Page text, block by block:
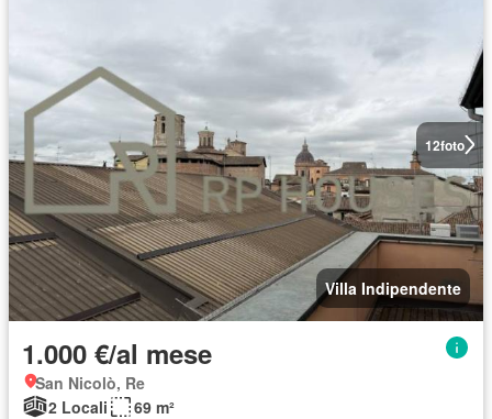
12foto
Villa Indipendente
1.000 €/al mese
San Nicolò, Re
2 Locali
69 m²